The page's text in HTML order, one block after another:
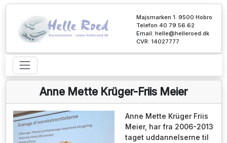
Majsmarken 1. 9500 Hobro
Telefon 40 79 56 62
Email: helle@helleroed.dk
CVR: 14027777
Anne Mette Krüger-Friis Meier
Anne Mette Krüger Friis
Meier, har fra 2006-2013
taget uddannelserne til